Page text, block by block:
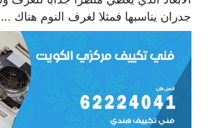
جدران يناسبها فمثلا لغرف النوم هناك ...